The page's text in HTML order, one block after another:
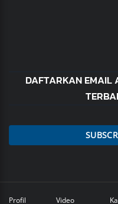
DAFTARKAN EMAIL
Profil Video